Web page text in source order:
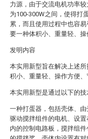
力源，由于交流电机功率
为100-300W之间，使得打
累，而且使用过程中也容
要一种体积小、重量轻、操
发明内容
本实用新型旨在解决上述
积小、重量轻、操作方便、
本实用新型是通过以下的技
一种打蛋器，包括壳体、由
驱动搅拌组件的电机、设
内的控制电路板，搅拌组